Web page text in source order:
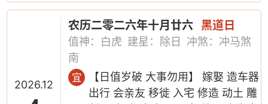
2026.12
农历二零二六年十月廿六 黑道日
值神：白虎 建星：除日
冲煞：冲马煞
南
宜
【日值岁破 大事勿用】 嫁娶 造车器
出行 会亲友 移徙 入宅 修造 动土 雕